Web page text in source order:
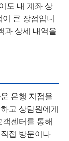
도 내 계좌 상
큰 장점입니
과 상세 내역을
은행 지점을
고 상담원에게
센터를 통해
접 방문이나